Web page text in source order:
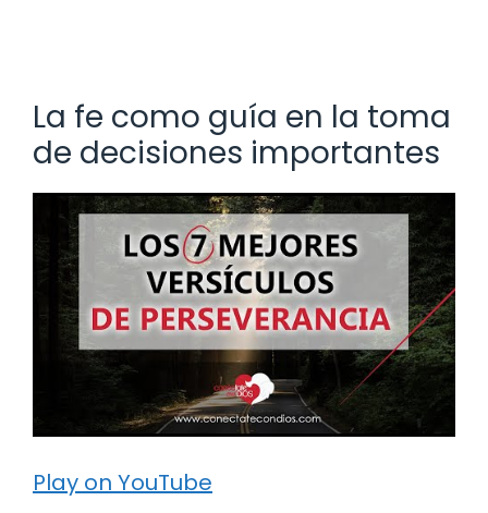
La fe como guía en la toma
de decisiones importantes
Play on YouTube